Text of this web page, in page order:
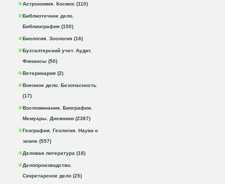
Астрономия. Космос (110)
Библиотечное дело.
Библиография (150)
Биология. Зоология (16)
Бухгалтерский учет. Аудит.
Финансы (50)
Ветеринария (2)
Военное дело. Безопасность
(17)
Воспоминания. Биографии.
Мемуары. Дневники (2387)
География. Геология. Науки о
земле (557)
Деловая литература (18)
Делопроизводство.
Секретарское дело (25)